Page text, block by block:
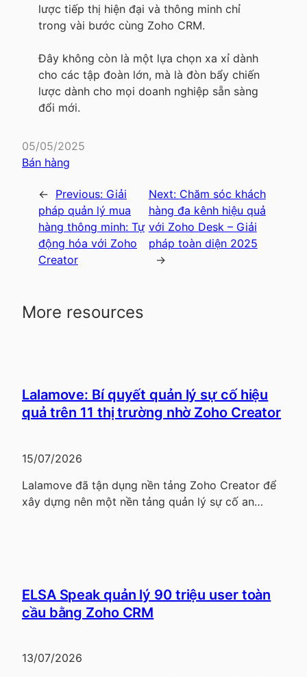
lược tiếp thị hiện đại và thông minh chỉ
trong vài bước cùng Zoho CRM.
Đây không còn là một lựa chọn xa xỉ dành
cho các tập đoàn lớn, mà là đòn bẩy chiến
lược dành cho mọi doanh nghiệp sẵn sàng
đổi mới.
05/05/2025
Bán hàng
← Previous: Giải
pháp quản lý mua
hàng thông minh: Tự
động hóa với Zoho
Creator
Next: Chăm sóc khách
hàng đa kênh hiệu quả
với Zoho Desk – Giải
pháp toàn diện 2025
→
More resources
Lalamove: Bí quyết quản lý sự cố hiệu
quả trên 11 thị trường nhờ Zoho Creator
15/07/2026
Lalamove đã tận dụng nền tảng Zoho Creator để
xây dựng nên một nền tảng quản lý sự cố an…
ELSA Speak quản lý 90 triệu user toàn
cầu bằng Zoho CRM
13/07/2026